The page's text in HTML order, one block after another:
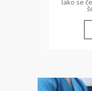
Iako se